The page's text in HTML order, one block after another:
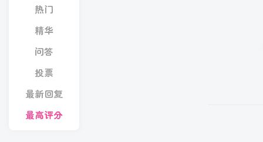
热门
精华
问答
投票
最新回复
最高评分